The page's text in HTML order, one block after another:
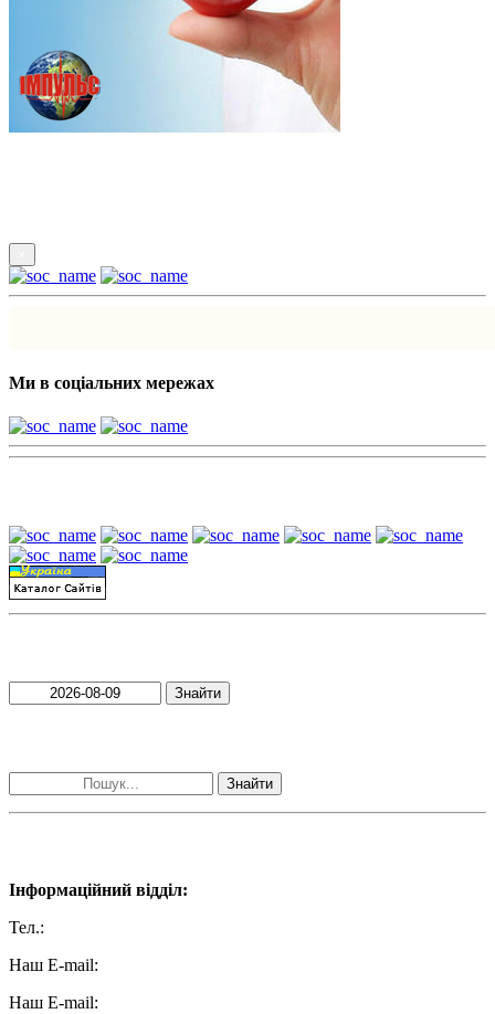
Ми в соціальних мережах
Знайти
Знайти
Інформаційний відділ:
Тел.:
Наш E-mail:
Наш E-mail: